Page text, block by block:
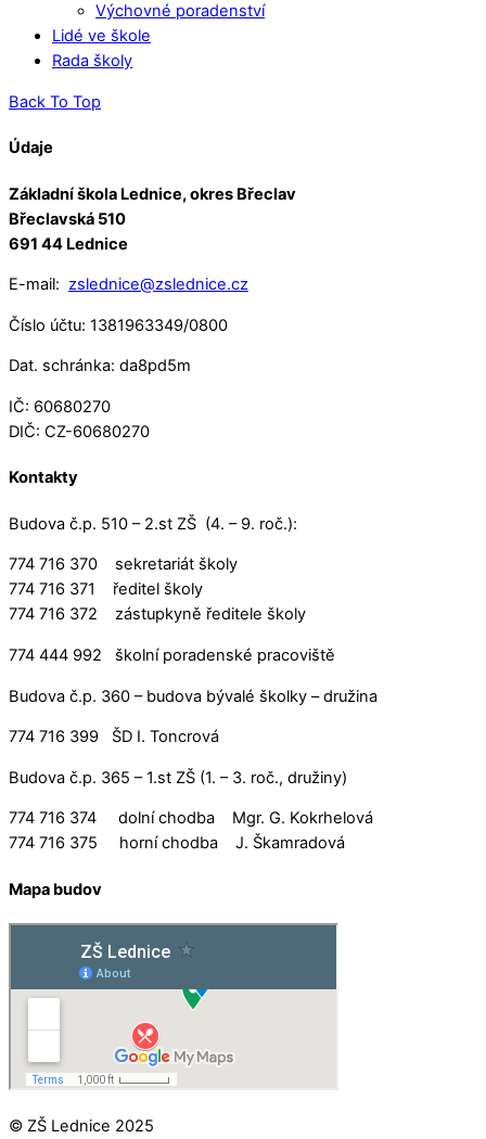
Výchovné poradenství
Lidé ve škole
Rada školy
Back To Top
Údaje
Základní škola Lednice, okres Břeclav
Břeclavská 510
691 44 Lednice
E-mail: zslednice@zslednice.cz
Číslo účtu: 1381963349/0800
Dat. schránka: da8pd5m
IČ: 60680270
DIČ: CZ-60680270
Kontakty
Budova č.p. 510 – 2.st ZŠ (4. – 9. roč.):
774 716 370 sekretariát školy
774 716 371 ředitel školy
774 716 372 zástupkyně ředitele školy
774 444 992 školní poradenské pracoviště
Budova č.p. 360 – budova bývalé školky – družina
774 716 399 ŠD I. Toncrová
Budova č.p. 365 – 1.st ZŠ (1. – 3. roč., družiny)
774 716 374 dolní chodba Mgr. G. Kokrhelová
774 716 375 horní chodba J. Škamradová
Mapa budov
© ZŠ Lednice 2025